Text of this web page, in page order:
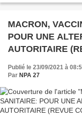
MACRON,
POUR UNE
AUTORITAIRE
Publié le 23/09/2021 à
Par NPA 27